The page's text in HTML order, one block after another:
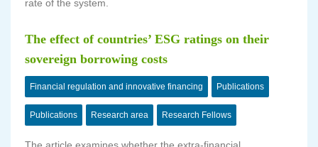
rate of the system.
The effect of countries’ ESG ratings on their
sovereign borrowing costs
Financial regulation and innovative financing Publications
Publications Research area Research Fellows